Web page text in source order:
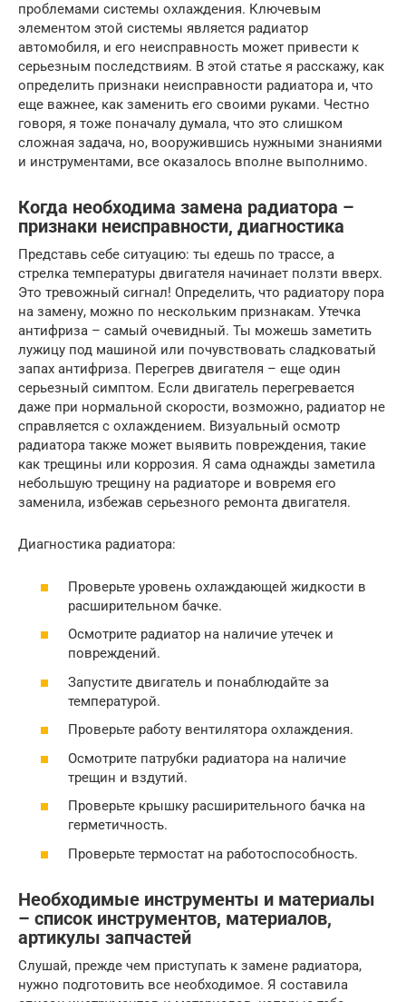
проблемами системы охлаждения. Ключевым
элементом этой системы является радиатор
автомобиля, и его неисправность может привести к
серьезным последствиям. В этой статье я расскажу, как
определить признаки неисправности радиатора и, что
еще важнее, как заменить его своими руками. Честно
говоря, я тоже поначалу думала, что это слишком
сложная задача, но, вооружившись нужными знаниями
и инструментами, все оказалось вполне выполнимо.
Когда необходима замена радиатора –
признаки неисправности, диагностика
Представь себе ситуацию: ты едешь по трассе, а
стрелка температуры двигателя начинает ползти вверх.
Это тревожный сигнал! Определить, что радиатору пора
на замену, можно по нескольким признакам. Утечка
антифриза – самый очевидный. Ты можешь заметить
лужицу под машиной или почувствовать сладковатый
запах антифриза. Перегрев двигателя – еще один
серьезный симптом. Если двигатель перегревается
даже при нормальной скорости, возможно, радиатор не
справляется с охлаждением. Визуальный осмотр
радиатора также может выявить повреждения, такие
как трещины или коррозия. Я сама однажды заметила
небольшую трещину на радиаторе и вовремя его
заменила, избежав серьезного ремонта двигателя.
Диагностика радиатора:
Проверьте уровень охлаждающей жидкости в
расширительном бачке.
Осмотрите радиатор на наличие утечек и
повреждений.
Запустите двигатель и понаблюдайте за
температурой.
Проверьте работу вентилятора охлаждения.
Осмотрите патрубки радиатора на наличие
трещин и вздутий.
Проверьте крышку расширительного бачка на
герметичность.
Проверьте термостат на работоспособность.
Необходимые инструменты и материалы
– список инструментов, материалов,
артикулы запчастей
Слушай, прежде чем приступать к замене радиатора,
нужно подготовить все необходимое. Я составила